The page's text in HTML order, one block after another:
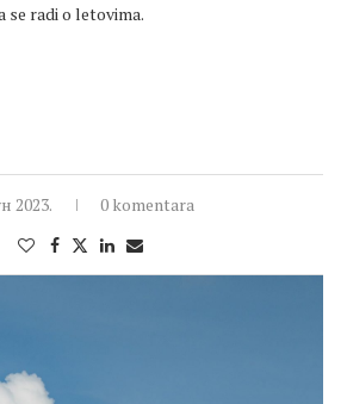
radi o letovima.
2023. 0 komentara